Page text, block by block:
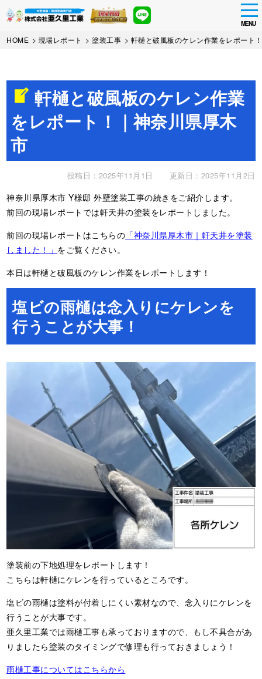
Skip
MENU
HOME > 現場レポート >塗装工事 > 軒樋と破風板のケレン作業をレポート
軒樋と破風板のケレン作業
をレポート！｜神奈川県厚木
市
投稿日：2025年11月1日 更新日：2025年11月2日
神奈川県厚木市 Y様邸 外壁塗装工事の続きをご紹介します。
前回の現場レポートでは軒天井の塗装をレポートしました。
前回の現場レポートはこちらの 「神奈川県厚木市｜軒天井を塗装
しました！」 をご覧ください。
本日は軒樋と破風板のケレン作業をレポートします！
塩ビの雨樋は念入りにケレンを
行うことが大事！
塗装前の下地処理をレポートします！
こちらは軒樋にケレンを行っているところです。
塩ビの雨樋は塗料が付着しにくい素材なので、念入りにケレンを
行うことが大事です。
亜久里工業では雨樋工事も承っておりますので、もし不具合があ
りましたら塗装のタイミングで修理も行っておきましょう！
雨樋工事についてはこちらから